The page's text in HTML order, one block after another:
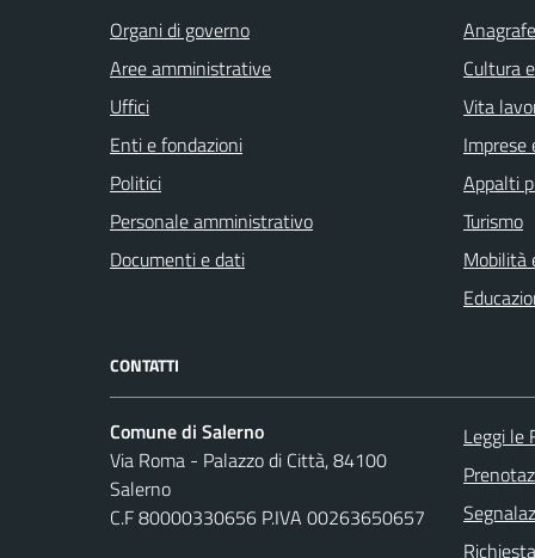
Organi di governo
Aree amministrative
Uffici
Enti e fondazioni
Politici
Personale amministrativo
Documenti e dati
Cultura
Vita
Imprese
Appalti
Turismo
Mobilità
CONTATTI
Comune di Salerno
Via Roma - Palazzo di Città, 84100
Salerno
C.F 80000330656 P.IVA 00263650657
Leggi le